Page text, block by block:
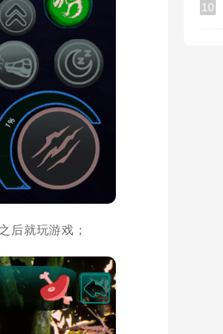
后就玩游戏；
10